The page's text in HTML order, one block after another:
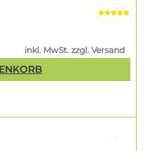
inkl. MwSt. zzgl. Versand